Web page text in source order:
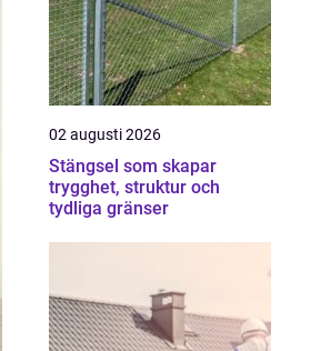
02 augusti 2026
Stängsel som skapar
trygghet, struktur och
tydliga gränser